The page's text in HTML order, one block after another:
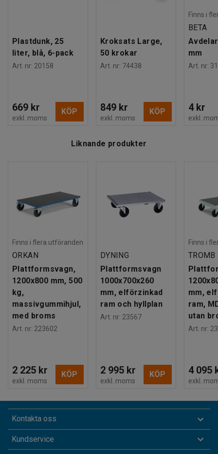
Plastdunk, 25
liter, blå, 6-pack
Art. nr: 20158
669 kr
exkl. moms
KÖP
Kroksats Large,
50 krokar
Art. nr: 74438
849 kr
exkl. moms
KÖP
Finns i
BETA
mm
Art. nr:
4 kr
exkl.
Liknande produkter
Finns i flera utföranden
ORKAN
Plattformsvagn,
1200x800 mm, 500
kg,
massivgummihjul,
med broms
Art. nr: 223602
2 225 kr
exkl. moms
KÖP
DYNING
Plattformsvagn
1000x700x260
mm, elförzinkad
ram och hyllplan
Art. nr: 23567
2 995 kr
exkl. moms
KÖP
Finns i
TROMB
mm,
ram,
utan
Art. nr:
4 095
exkl.
Kontakta oss
Kundservice